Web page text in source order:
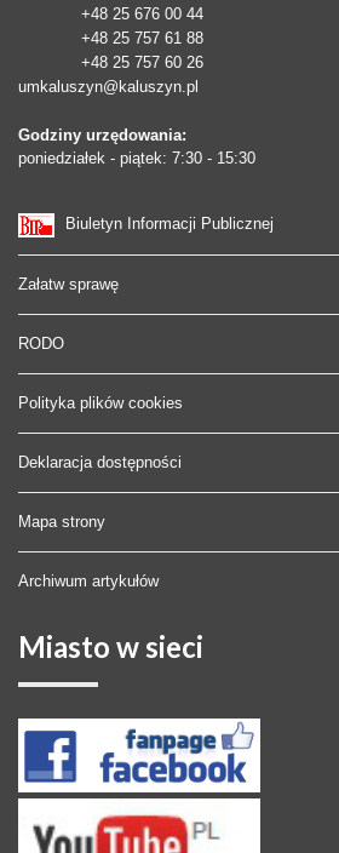
+48 25 676 00 44
+48 25 757 61 88
+48 25 757 60 26
umkaluszyn@kaluszyn.pl
Godziny urzędowania:
poniedziałek - piątek: 7:30 - 15:30
Biuletyn Informacji Publicznej
Załatw sprawę
RODO
Polityka plików cookies
Deklaracja dostępności
Mapa strony
Archiwum artykułów
Miasto w sieci